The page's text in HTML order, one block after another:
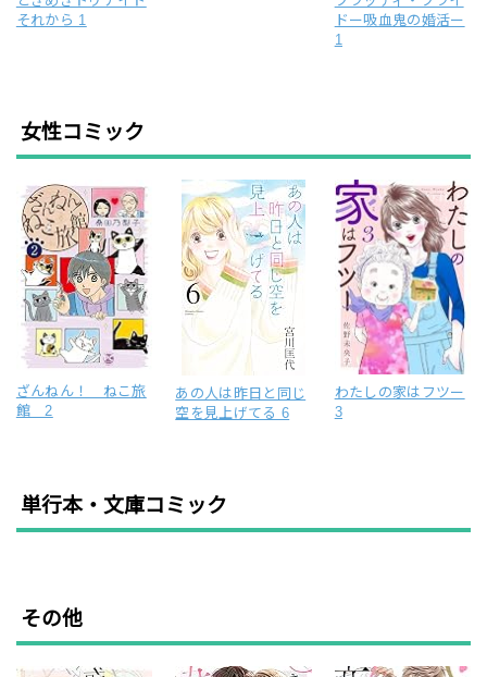
それから 1
ドー吸血鬼の婚活ー
1
女性コミック
ざんねん！ ねこ旅
館 2
あの人は昨日と同じ
空を見上げてる 6
わたしの家はフツー
3
単行本・文庫コミック
その他